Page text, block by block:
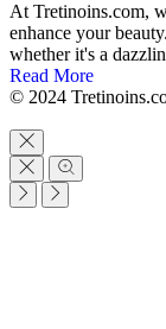
At Tretinoins.com,
enhance your
whether it's a
Read More
© 2024